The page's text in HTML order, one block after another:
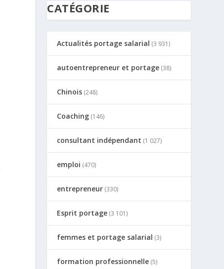
CATÉGORIE
Actualités portage salarial (3 931)
autoentrepreneur et portage (38)
Chinois (248)
Coaching (146)
consultant indépendant (1 027)
emploi (470)
entrepreneur (330)
Esprit portage (3 101)
femmes et portage salarial (3)
formation professionnelle (5)